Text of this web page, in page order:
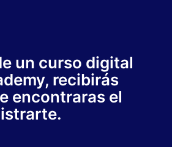
un curso digital
recibirás
encontraras el